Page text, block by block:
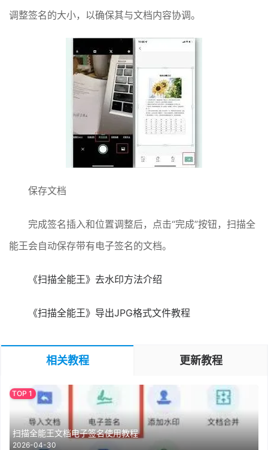
调整签名的大小，以确保其与文档内容协调。
保存文档
完成签名插入和位置调整后，点击“完成”按钮，扫描全
能王会自动保存带有电子签名的文档。
《扫描全能王》去水印方法介绍
《扫描全能王》导出JPG格式文件教程
相关教程 更新教程
扫描全能王文档电子签名使用教程
2026-04-30